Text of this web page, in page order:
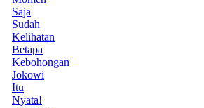
Saja
Sudah
Kelihatan
Betapa
Kebohongan
Jokowi
Itu
Nyata!